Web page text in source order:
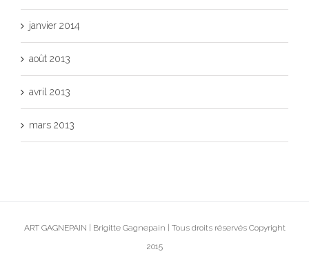
janvier 2014
août 2013
avril 2013
mars 2013
ART GAGNEPAIN | Brigitte Gagnepain | Tous droits réservés Copyright
2015